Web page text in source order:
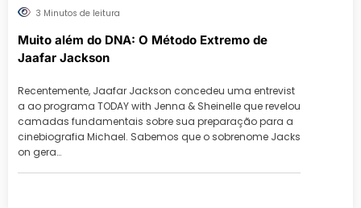
3 Minutos de leitura
Muito além do DNA: O Método Extremo de
Jaafar Jackson
Recentemente, Jaafar Jackson concedeu uma entrevist
a ao programa TODAY with Jenna & Sheinelle que revelou
camadas fundamentais sobre sua preparação para a
cinebiografia Michael. Sabemos que o sobrenome Jacks
on gera…